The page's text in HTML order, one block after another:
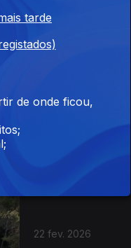
23 fev. 2026
22 fev. 2026
tarde
de onde ficou,